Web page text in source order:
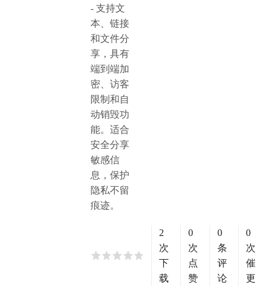
- 支持文
本、链接
和文件分
享，具有
端到端加
密、访客
限制和自
动销毁功
能。适合
安全分享
敏感信
息，保护
隐私不留
痕迹。
2
次
下
载
0
次
点
赞
0
条
评
论
0
次
催
更